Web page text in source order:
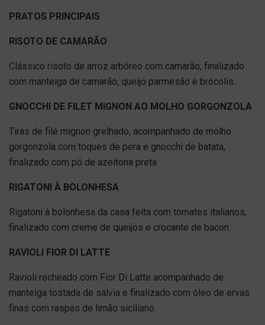
PRATOS PRINCIPAIS
RISOTO DE CAMARÃO
Clássico risoto de arroz arbóreo com camarão, finalizado
com manteiga de camarão, queijo parmesão e brócolis.
GNOCCHI DE FILET MIGNON AO MOLHO GORGONZOLA
Tiras de filé mignon grelhado, acompanhado de molho
gorgonzola com toques de pera e gnocchi de batata,
finalizado com pó de azeitona preta.
RIGATONI À BOLONHESA
Rigatoni à bolonhesa da casa feita com tomates italianos,
finalizado com creme de queijos e crocante de bacon.
RAVIOLI FIOR DI LATTE
Ravioli recheado com Fior Di Latte acompanhado de
manteiga tostada de sálvia e finalizado com óleo de ervas
finas com raspas de limão siciliano.